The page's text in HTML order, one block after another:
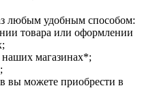
любым удобным способом:
товара или оформлении
магазинах*;
вы можете приобрести в